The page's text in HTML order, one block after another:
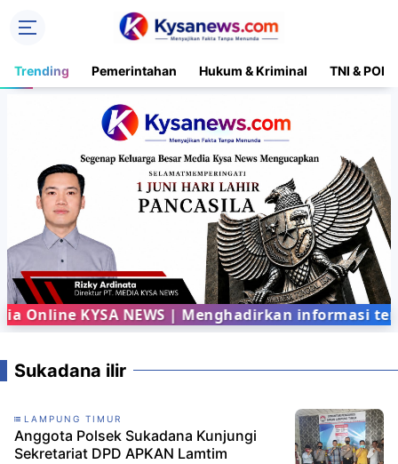
Trending Pemerintahan Hukum & Kriminal TNI &
KYSA NEWS | Menghadirkan informasi
Sukadana ilir
LAMPUNG TIMUR
Anggota Polsek Sukadana Kunjungi
Sekretariat DPD APKAN Lamtim